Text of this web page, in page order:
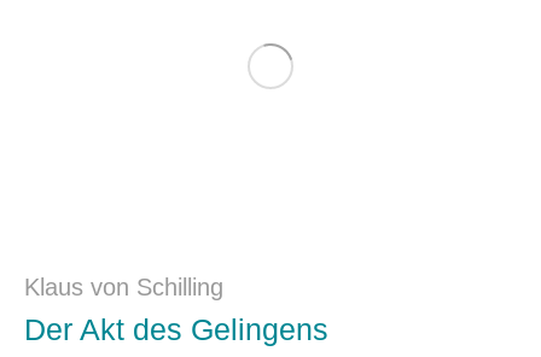
Klaus von Schilling
Der Akt des Gelingens